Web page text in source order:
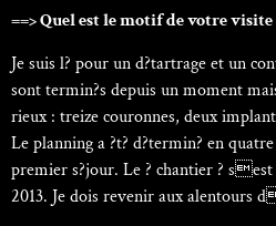
==> Quel est le motif de votre visite
Je suis l? pour un d?tartrage et un
sont termin?s depuis un moment
rieux : treize couronnes, deux
Le planning a ?t? d?termin? en
premier s?jour. Le ? chantier ?
2013. Je dois revenir aux alentours